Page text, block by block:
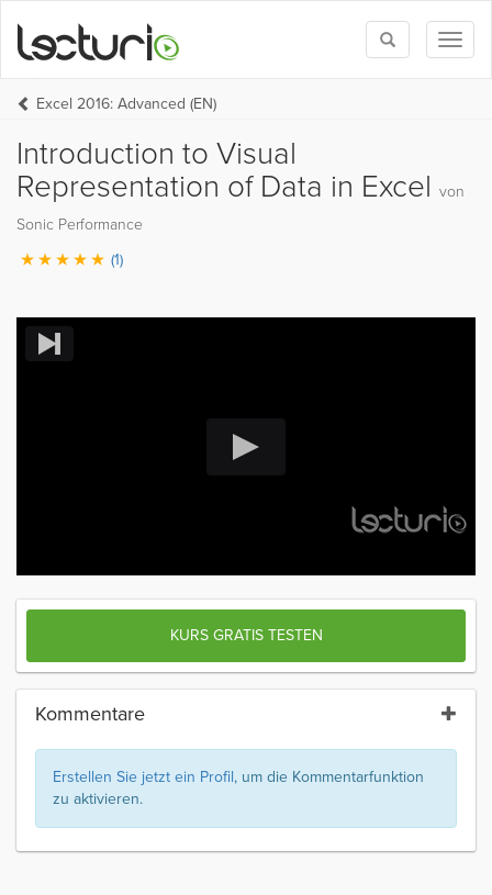
Toggle
search
Excel 2016: Advanced (EN)
Introduction to Visual
Representation of Data in Excel von
Sonic Performance
(1)
KURS GRATIS TESTEN
Kommentare
Erstellen Sie jetzt ein Profil, um die Kommentarfunktion
zu aktivieren.